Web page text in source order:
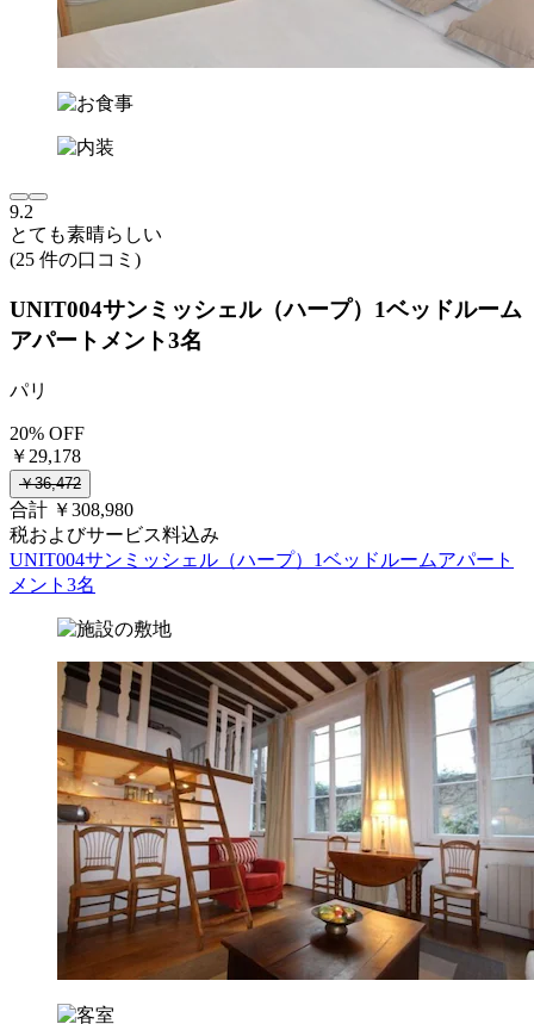
9.2
とても素晴らしい
(25 件の口コミ)
UNIT004サンミッシェル（ハープ）1ベッドルーム
アパートメント3名
パリ
20% OFF
￥29,178
￥36,472
合計 ￥308,980
税およびサービス料込み
UNIT004サンミッシェル（ハープ）1ベッドルームアパート
メント3名